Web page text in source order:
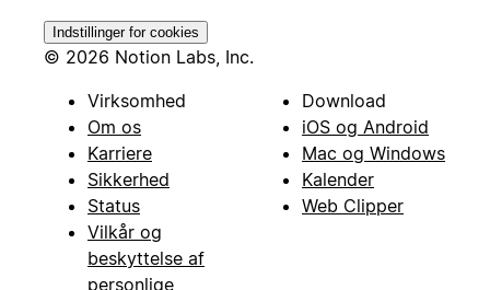
Indstillinger for cookies
© 2026 Notion Labs, Inc.
Virksomhed
Om os
Karriere
Sikkerhed
Status
Vilkår og
beskyttelse af
personlige
Download
iOS og Android
Mac og Windows
Kalender
Web Clipper